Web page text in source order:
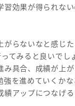
習効果が得られな
がらないなと感じ
てみると良いでし
み具合、成績が上
強を進めていくか
績アップにつなげる